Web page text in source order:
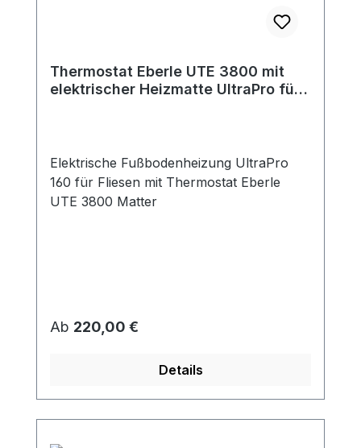
Thermostat Eberle UTE 3800 mit
elektrischer Heizmatte UltraPro für
Elektrische Fußbodenheizung UltraPro
160 für Fliesen mit Thermostat Eberle
UTE 3800 Matter
Regulärer Preis:
Ab 220,00 €
Details